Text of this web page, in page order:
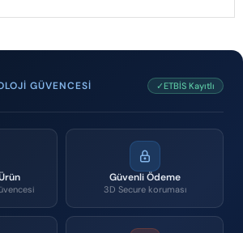
GÜVENCESI ✓ETBİS Kayıtlı
Güvenli Ödeme
3D Secure koruması